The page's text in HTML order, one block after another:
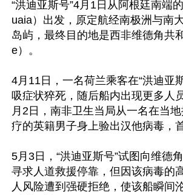
“洪迪亚斯号”4月1日从阿根廷南端
uaia）出发，原定航经南极洲与南
岛屿，最终目的地是西非维德角共
e）。
4月11日，一名荷兰乘客在“洪迪亚
吸症状猝死，随后船内出现更多人
月2日，南非卫生当局从一名在当
疗的英籍男子身上验出汉他病毒，
5月3日，“洪迪亚斯号”试图向维德
寻求人道救援停靠，但因该病毒的
人风险遭到强硬拒绝，使该船瞬间